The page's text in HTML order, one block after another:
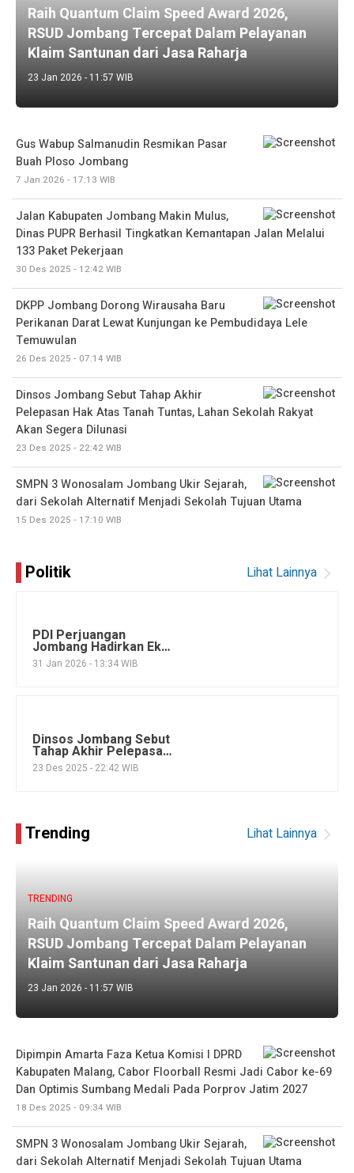
Raih Quantum Claim Speed Award 2026,
RSUD Jombang Tercepat Dalam Pelayanan
Klaim Santunan dari Jasa Raharja
23 Jan 2026 - 11:57 WIB
Gus Wabup Salmanudin Resmikan Pasar
Buah Ploso Jombang
7 Jan 2026 - 17:13 WIB
Jalan Kabupaten Jombang Makin Mulus,
Dinas PUPR Berhasil Tingkatkan Kemantapan Jalan Melalui
133 Paket Pekerjaan
30 Des 2025 - 12:42 WIB
DKPP Jombang Dorong Wirausaha Baru
Perikanan Darat Lewat Kunjungan ke Pembudidaya Lele
Temuwulan
26 Des 2025 - 07:14 WIB
Dinsos Jombang Sebut Tahap Akhir
Pelepasan Hak Atas Tanah Tuntas, Lahan Sekolah Rakyat
Akan Segera Dilunasi
23 Des 2025 - 22:42 WIB
SMPN 3 Wonosalam Jombang Ukir Sejarah,
dari Sekolah Alternatif Menjadi Sekolah Tujuan Utama
15 Des 2025 - 17:10 WIB
Politik Lihat Lainnya
PDI Perjuangan
Jombang Hadirkan Eks
Ketua Dewas KPK 2019-
2024, Bedah Masa
31 Jan 2026 - 13:34 WIB
Dinsos Jombang Sebut
Tahap Akhir Pelepasan
Hak Atas Tanah Tuntas,
Lahan Sekolah Rakyat
23 Des 2025 - 22:42 WIB
Trending Lihat Lainnya
TRENDING
Raih Quantum Claim Speed Award 2026,
RSUD Jombang Tercepat Dalam Pelayanan
Klaim Santunan dari Jasa Raharja
23 Jan 2026 - 11:57 WIB
Dipimpin Amarta Faza Ketua Komisi I DPRD
Kabupaten Malang, Cabor Floorball Resmi Jadi Cabor ke-69
Dan Optimis Sumbang Medali Pada Porprov Jatim 2027
18 Des 2025 - 09:34 WIB
SMPN 3 Wonosalam Jombang Ukir Sejarah,
dari Sekolah Alternatif Menjadi Sekolah Tujuan Utama